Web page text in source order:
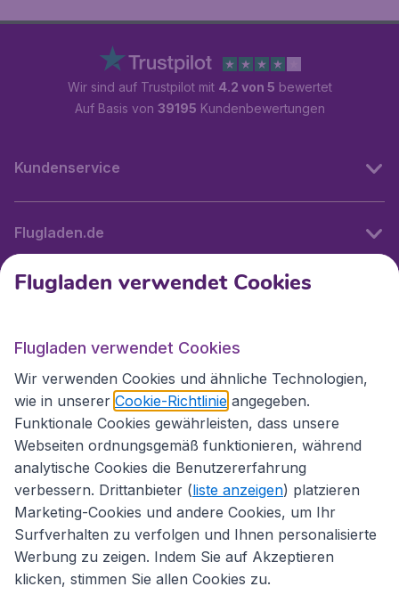
Wir sind auf Trustpilot mit 4.2 von 5 bewertet
Auf Basis von 39195 Kundenbewertungen
Kundenservice
Flugladen.de
Internationale Webseiten
Folgen Sie uns:
Flugladen verwendet Cookies
Flugladen verwendet Cookies
Wir verwenden Cookies und ähnliche Technologien,
wie in unserer Cookie-Richtlinie angegeben.
Funktionale Cookies gewährleisten, dass unsere
Webseiten ordnungsgemäß funktionieren, während
analytische Cookies die Benutzererfahrung
verbessern. Drittanbieter (liste anzeigen) platzieren
Marketing-Cookies und andere Cookies, um Ihr
Surfverhalten zu verfolgen und Ihnen personalisierte
Werbung zu zeigen. Indem Sie auf Akzeptieren
klicken, stimmen Sie allen Cookies zu.